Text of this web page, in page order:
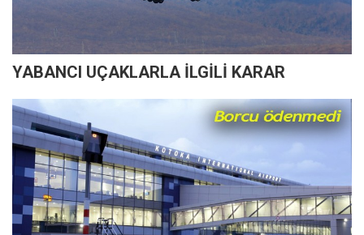
YABANCI UÇAKLARLA İLGİLİ KARAR